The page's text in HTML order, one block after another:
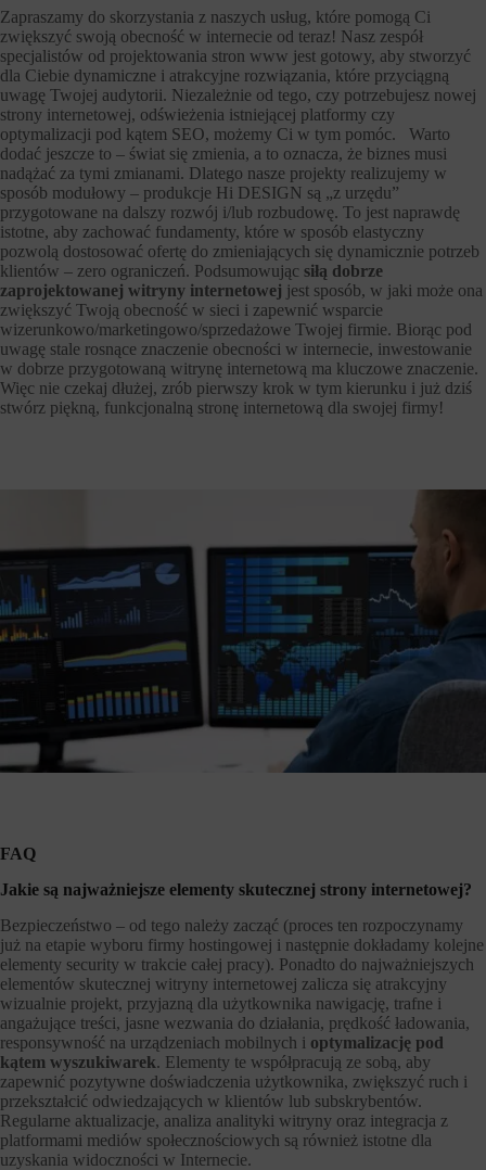
Zapraszamy do skorzystania z naszych usług, które pomogą Ci
zwiększyć swoją obecność w internecie od teraz! Nasz zespół
specjalistów od projektowania stron www jest gotowy, aby stworzyć
dla Ciebie dynamiczne i atrakcyjne rozwiązania, które przyciągną
uwagę Twojej audytorii. Niezależnie od tego, czy potrzebujesz nowej
strony internetowej, odświeżenia istniejącej platformy czy
optymalizacji pod kątem SEO, możemy Ci w tym pomóc. Warto
dodać jeszcze to – świat się zmienia, a to oznacza, że biznes musi
nadążać za tymi zmianami. Dlatego nasze projekty realizujemy w
sposób modułowy – produkcje Hi DESIGN są „z urzędu”
przygotowane na dalszy rozwój i/lub rozbudowę. To jest naprawdę
istotne, aby zachować fundamenty, które w sposób elastyczny
pozwolą dostosować ofertę do zmieniających się dynamicznie potrzeb
klientów – zero ograniczeń. Podsumowując siłą dobrze
zaprojektowanej witryny internetowej jest sposób, w jaki może ona
zwiększyć Twoją obecność w sieci i zapewnić wsparcie
wizerunkowo/marketingowo/sprzedażowe Twojej firmie. Biorąc pod
uwagę stale rosnące znaczenie obecności w internecie, inwestowanie
w dobrze przygotowaną witrynę internetową ma kluczowe znaczenie.
Więc nie czekaj dłużej, zrób pierwszy krok w tym kierunku i już dziś
stwórz piękną, funkcjonalną stronę internetową dla swojej firmy!
FAQ
Jakie są najważniejsze elementy skutecznej strony internetowej?
Bezpieczeństwo – od tego należy zacząć (proces ten rozpoczynamy
już na etapie wyboru firmy hostingowej i następnie dokładamy kolejne
elementy security w trakcie całej pracy). Ponadto do najważniejszych
elementów skutecznej witryny internetowej zalicza się atrakcyjny
wizualnie projekt, przyjazną dla użytkownika nawigację, trafne i
angażujące treści, jasne wezwania do działania, prędkość ładowania,
responsywność na urządzeniach mobilnych i optymalizację pod
kątem wyszukiwarek. Elementy te współpracują ze sobą, aby
zapewnić pozytywne doświadczenia użytkownika, zwiększyć ruch i
przekształcić odwiedzających w klientów lub subskrybentów.
Regularne aktualizacje, analiza analityki witryny oraz integracja z
platformami mediów społecznościowych są również istotne dla
uzyskania widoczności w Internecie.